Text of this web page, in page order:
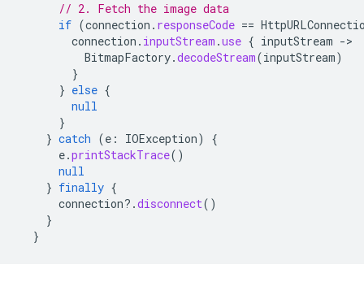
// 2. Fetch the image data
if (connection . responseCode ==
connection . inputStream .use { inputStream ->
BitmapFactory.decodeStream(inputStream)
}
} else {
null
}
} catch (e : IOException)
{
e.printStackTrace()
null
} finally {
connection?.disconnect()
}
}